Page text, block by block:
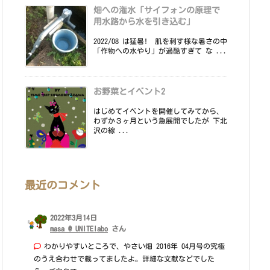
畑への潅水「サイフォンの原理で
用水路から水を引き込む」
2022/08 は猛暑! 肌を刺す様な暑さの中
「作物への水やり」が過酷すぎて な ...
お野菜とイベント2
はじめてイベントを開催してみてから、
わずか３ヶ月という急展開でしたが 下北
沢の線 ...
最近のコメント
2022年3月14日
masa @ UNITElabo さん
わかりやすいところで、やさい畑 2016年 04月号の究極
のうえ合わせで載ってましたよ。詳細な文献などでした